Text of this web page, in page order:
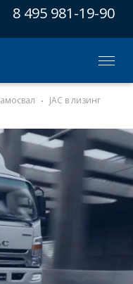
8 495 981-19-90
JAC в лизинг